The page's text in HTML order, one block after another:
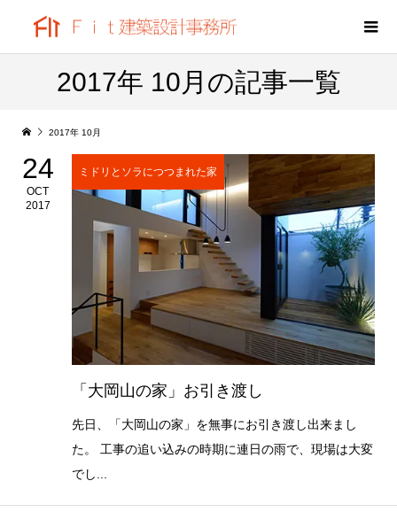
2017年 10月の記事一覧
2017年 10月
24
OCT
2017
ミドリとソラにつつまれた家
「大岡山の家」お引き渡し
先日、「大岡山の家」を無事にお引き渡し出来まし
た。 工事の追い込みの時期に連日の雨で、現場は大変
でし...